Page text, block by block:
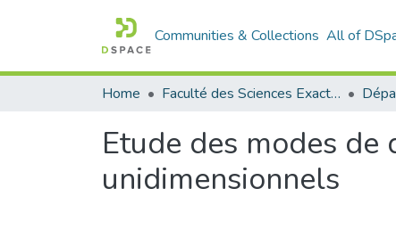
Communities & Collections All of
Home Faculté des Sciences Exactes et de l'Informatique
Etude des modes
unidimensionnels